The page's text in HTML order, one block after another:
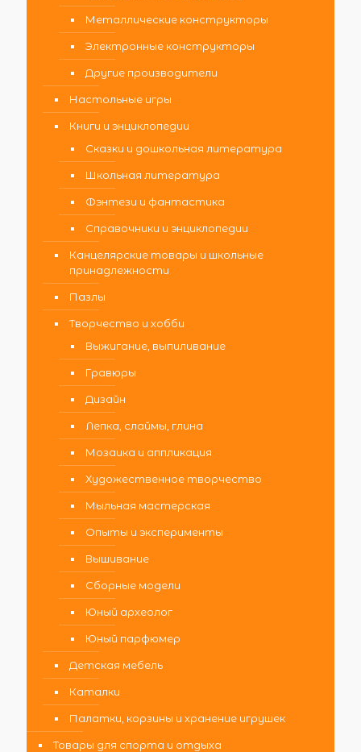
Металлические конструкторы
Электронные конструкторы
Другие производители
Настольные игры
Книги и энциклопедии
Сказки и дошкольная литература
Школьная литература
Фэнтези и фантастика
Справочники и энциклопедии
Канцелярские товары и школьные
принадлежности
Пазлы
Творчество и хобби
Выжигание, выпиливание
Гравюры
Дизайн
Лепка, слаймы, глина
Мозаика и аппликация
Художественное творчество
Мыльная мастерская
Опыты и эксперименты
Вышивание
Сборные модели
Юный археолог
Юный парфюмер
Детская мебель
Каталки
Палатки, корзины и хранение игрушек
Товары для спорта и отдыха